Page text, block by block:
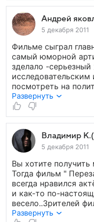
Москва с его
давности,
магазинами, а люди
аплодисментами.
виду агенте,
долгого
знакомыми
неповторимость
запоминающейся.
актеру достаточно
нужный момент
будет смешно. Если
шпионских агентов,
это золотая
Пантера - сплошная
случае получается,
комичных, нелепых
происходящее на
внутришпионские,
разборки, что
спит, служба идет",
Андрей
5 декабря 2011
Фильме сыграл
самый юморной
зделало -
посмотреть на
заметить
Мистером Бином.
Развернуть
Владимир
5 декабря 2011
Вы хотите
Тогда фильм "
всегда нравился
и как-то по-
весело..Зрителей
равнодушными. Вы
Развернуть